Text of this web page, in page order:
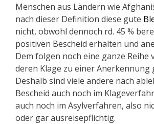
Menschen aus Ländern wie
nach dieser Definition diese gute
nicht, obwohl dennoch rd. 45 %
positiven Bescheid erhalten und
Dem folgen noch eine ganze Reihe
deren Klage zu einer Anerkennung
Deshalb sind viele andere nach
Bescheid auch noch im
auch noch im Asylverfahren, also
oder gar ausreisepflichtig.